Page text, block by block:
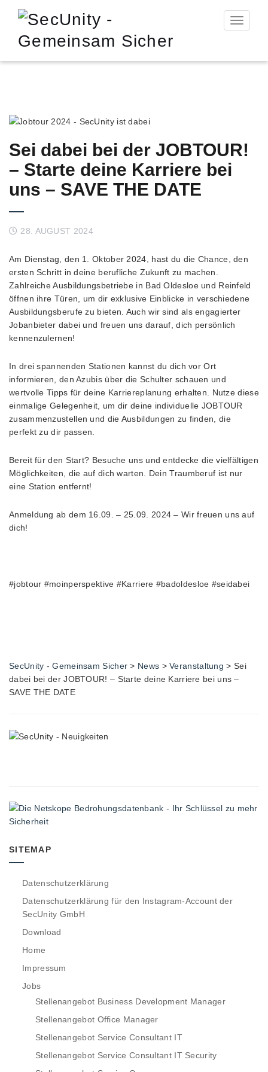
Toggle
Sei dabei bei der JOBTOUR!
– Starte deine Karriere bei
uns – SAVE THE DATE
28. AUGUST 2024
Am Dienstag, den 1. Oktober 2024, hast du die Chance, den
ersten Schritt in deine berufliche Zukunft zu machen.
Zahlreiche Ausbildungsbetriebe in Bad Oldesloe und Reinfeld
öffnen ihre Türen, um dir exklusive Einblicke in verschiedene
Ausbildungsberufe zu bieten. Auch wir sind als engagierter
Jobanbieter dabei und freuen uns darauf, dich persönlich
kennenzulernen!
In drei spannenden Stationen kannst du dich vor Ort
informieren, den Azubis über die Schulter schauen und
wertvolle Tipps für deine Karriereplanung erhalten. Nutze diese
einmalige Gelegenheit, um dir deine individuelle JOBTOUR
zusammenzustellen und die Ausbildungen zu finden, die
perfekt zu dir passen.
Bereit für den Start? Besuche uns und entdecke die vielfältigen
Möglichkeiten, die auf dich warten. Dein Traumberuf ist nur
eine Station entfernt!
Anmeldung ab dem 16.09. – 25.09. 2024 – Wir freuen uns auf
dich!
#jobtour #moinperspektive #Karriere #badoldesloe #seidabei
SecUnity - Gemeinsam Sicher > News >Veranstaltung > Sei
dabei bei der JOBTOUR! – Starte deine Karriere bei uns –
SAVE THE DATE
SITEMAP
Datenschutzerklärung
Datenschutzerklärung für den Instagram-Account der
SecUnity GmbH
Download
Home
Impressum
Jobs
Stellenangebot Business Development Manager
Stellenangebot Office Manager
Stellenangebot Service Consultant IT
Stellenangebot Service Consultant IT Security